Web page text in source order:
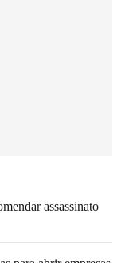
assassinato